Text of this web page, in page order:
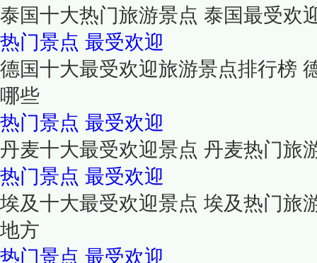
泰国十大热门旅游景点 泰国最受欢
热门景点 最受欢迎
德国十大最受欢迎旅游景点排行榜
哪些
热门景点 最受欢迎
丹麦十大最受欢迎景点 丹麦热门旅
热门景点 最受欢迎
埃及十大最受欢迎景点 埃及热门旅
地方
热门景点 最受欢迎